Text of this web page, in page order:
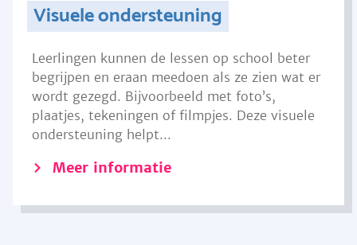
Visuele ondersteuning
Leerlingen kunnen de lessen op school beter
begrijpen en eraan meedoen als ze zien wat er
wordt gezegd. Bijvoorbeeld met foto’s,
plaatjes, tekeningen of filmpjes. Deze visuele
ondersteuning helpt...
Meer informatie